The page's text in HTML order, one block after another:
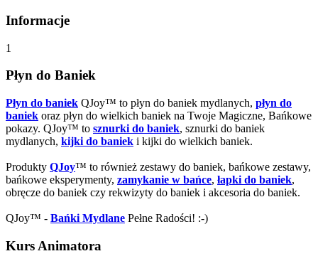
Informacje
1
Płyn do Baniek
Płyn do baniek QJoy™ to płyn do baniek mydlanych, płyn do
baniek oraz płyn do wielkich baniek na Twoje Magiczne, Bańkowe
pokazy. QJoy™ to sznurki do baniek, sznurki do baniek
mydlanych, kijki do baniek i kijki do wielkich baniek.
Produkty QJoy™ to również zestawy do baniek, bańkowe zestawy,
bańkowe eksperymenty, zamykanie w bańce, łapki do baniek,
obręcze do baniek czy rekwizyty do baniek i akcesoria do baniek.
QJoy™ - Bańki Mydlane Pełne Radości! :-)
Kurs Animatora